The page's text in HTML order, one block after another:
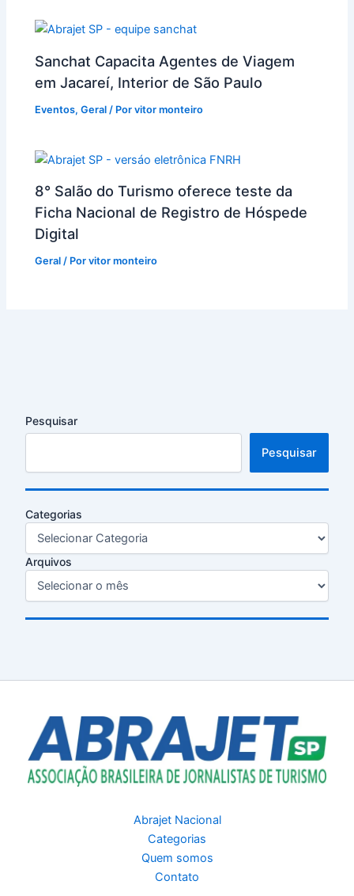
Sanchat Capacita Agentes de Viagem
em Jacareí, Interior de São Paulo
Eventos,Geral / Porvitor monteiro
8° Salão do Turismo oferece teste da
Ficha Nacional de Registro de Hóspede
Digital
Geral / Porvitor monteiro
Pesquisar
Pesquisar
Categorias
Arquivos
Abrajet Nacional
Categorias
Quem somos
Contato